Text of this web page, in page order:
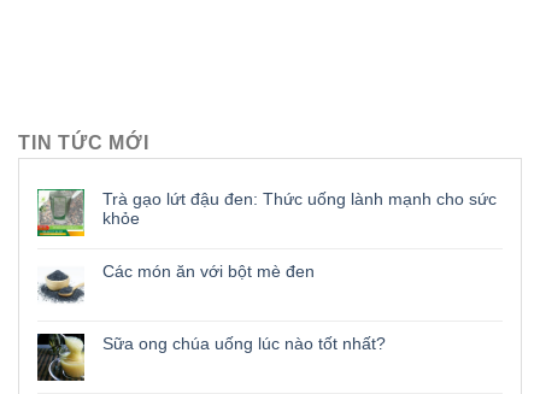
TIN TỨC MỚI
Trà gạo lứt đậu đen: Thức uống lành mạnh cho sức
khỏe
Các món ăn với bột mè đen
Sữa ong chúa uống lúc nào tốt nhất?